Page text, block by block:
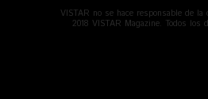
VISTAR no se hace responsable de
2018 VISTAR Magazine. Todos los